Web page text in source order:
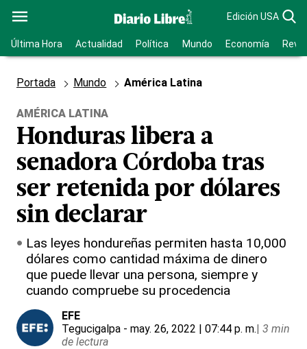
Edición USA
Última Hora Actualidad Política Mundo Economía
Portada Mundo América Latina
AMÉRICA LATINA
Honduras libera a
senadora Córdoba tras
ser retenida por dólares
sin declarar
Las leyes hondureñas permiten hasta 10,000
dólares como cantidad máxima de dinero
que puede llevar una persona, siempre y
cuando compruebe su procedencia
EFE
Tegucigalpa - may. 26, 2022 | 07:44 p. m.| 3 min
de lectura